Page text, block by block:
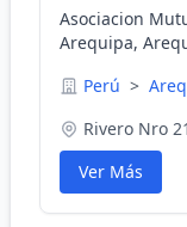
Asociacion
Arequipa,
Perú >
Rivero Nro
Ver Más